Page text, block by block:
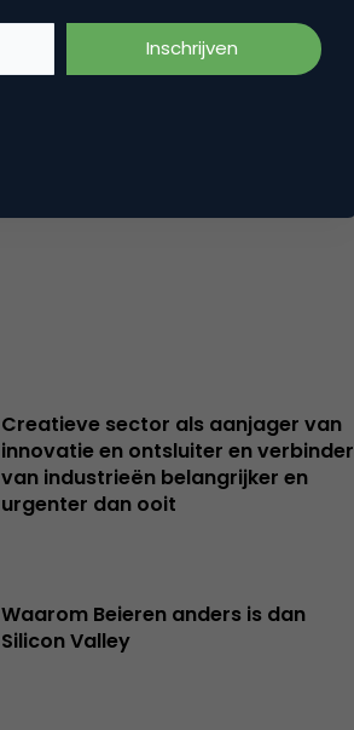
Creatieve sector als aanjager van
innovatie en ontsluiter en verbinder
van industrieën belangrijker en
urgenter dan ooit
Waarom Beieren anders is dan
Silicon Valley